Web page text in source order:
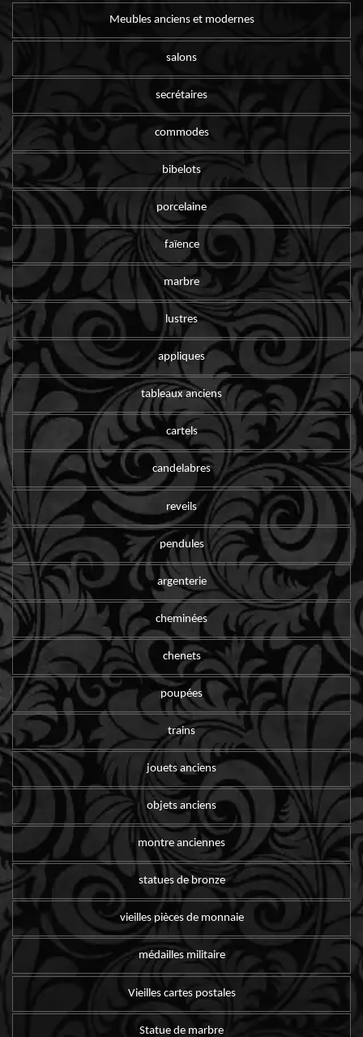
Meubles anciens et modernes
salons
secrétaires
commodes
bibelots
porcelaine
faïence
marbre
lustres
appliques
tableaux anciens
cartels
candelabres
reveils
pendules
argenterie
cheminées
chenets
poupées
trains
jouets anciens
objets anciens
montre anciennes
statues de bronze
vieilles pièces de monnaie
médailles militaire
Vieilles cartes postales
Statue de marbre